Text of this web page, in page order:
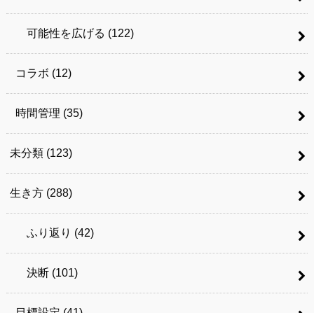
可能性を広げる (122)
コラボ (12)
時間管理 (35)
未分類 (123)
生き方 (288)
ふり返り (42)
決断 (101)